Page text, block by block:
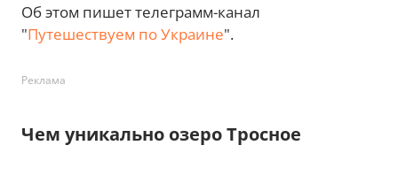
Об этом пишет телеграмм-канал
"Путешествуем по Украине".
Реклама
Чем уникально озеро Тросное